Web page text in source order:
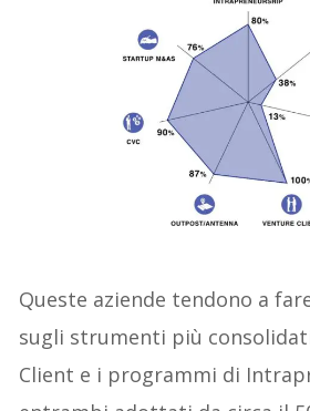
Queste aziende tendono a
sugli strumenti più
Client e i programmi di